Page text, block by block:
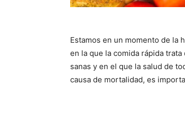
Estamos en un momento de la
en la que la comida rápida
sanas y en el que la salud de
causa de mortalidad, es